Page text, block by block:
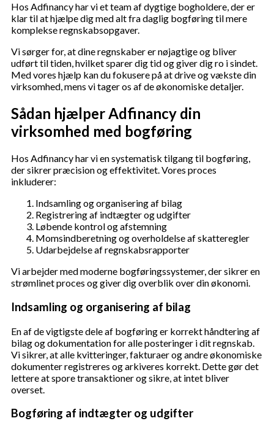
Hos Adfinancy har vi et team af dygtige bogholdere, der er
klar til at hjælpe dig med alt fra daglig bogføring til mere
komplekse regnskabsopgaver.
Vi sørger for, at dine regnskaber er nøjagtige og bliver
udført til tiden, hvilket sparer dig tid og giver dig ro i sindet.
Med vores hjælp kan du fokusere på at drive og vækste din
virksomhed, mens vi tager os af de økonomiske detaljer.
Sådan hjælper Adfinancy din
virksomhed med bogføring
Hos Adfinancy har vi en systematisk tilgang til bogføring,
der sikrer præcision og effektivitet. Vores proces
inkluderer:
Indsamling og organisering af bilag
Registrering af indtægter og udgifter
Løbende kontrol og afstemning
Momsindberetning og overholdelse af skatteregler
Udarbejdelse af regnskabsrapporter
Vi arbejder med moderne bogføringssystemer, der sikrer en
strømlinet proces og giver dig overblik over din økonomi.
Indsamling og organisering af bilag
En af de vigtigste dele af bogføring er korrekt håndtering af
bilag og dokumentation for alle posteringer i dit regnskab.
Vi sikrer, at alle kvitteringer, fakturaer og andre økonomiske
dokumenter registreres og arkiveres korrekt. Dette gør det
lettere at spore transaktioner og sikre, at intet bliver
overset.
Bogføring af indtægter og udgifter